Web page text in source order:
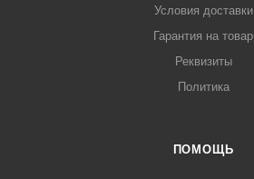
Условия доставки
Гарантия на товар
Реквизиты
Политика
ПОМОЩЬ